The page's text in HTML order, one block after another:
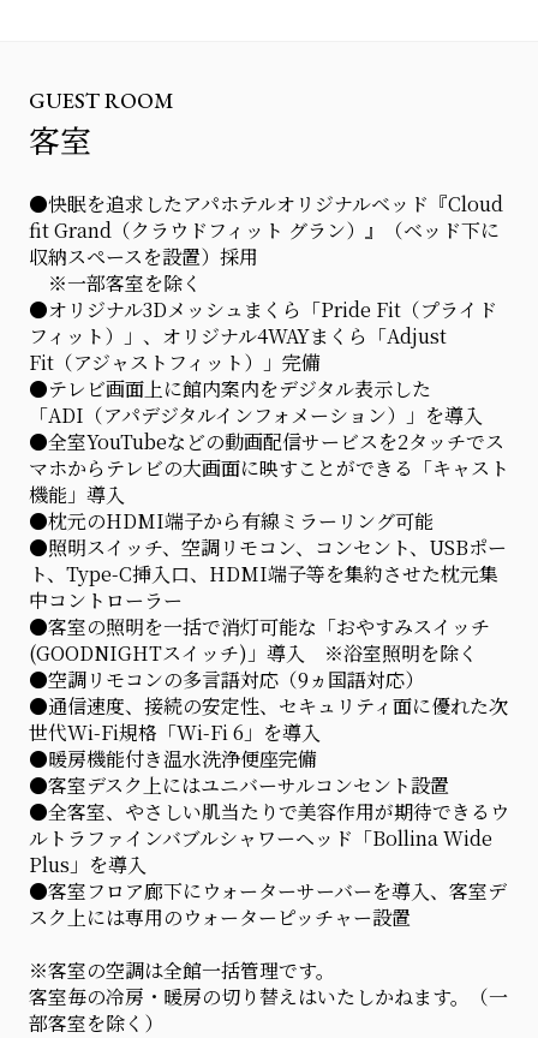
GUEST ROOM
客室
●快眠を追求したアパホテルオリジナルベッド『Cloud
fit Grand（クラウドフィット グラン）』（ベッド下に
収納スペースを設置）採用
※一部客室を除く
●オリジナル3Dメッシュまくら「Pride Fit（プライド
フィット）」、オリジナル4WAYまくら「Adjust
Fit（アジャストフィット）」完備
●テレビ画面上に館内案内をデジタル表示した
「ADI（アパデジタルインフォメーション）」を導入
●全室YouTubeなどの動画配信サービスを2タッチでス
マホからテレビの大画面に映すことができる「キャスト
機能」導入
●枕元のHDMI端子から有線ミラーリング可能
●照明スイッチ、空調リモコン、コンセント、USBポー
ト、Type-C挿入口、HDMI端子等を集約させた枕元集
中コントローラー
●客室の照明を一括で消灯可能な「おやすみスイッチ
(GOODNIGHTスイッチ)」導入 ※浴室照明を除く
●空調リモコンの多言語対応（9ヵ国語対応）
●通信速度、接続の安定性、セキュリティ面に優れた次
世代Wi-Fi規格「Wi-Fi 6」を導入
●暖房機能付き温水洗浄便座完備
●客室デスク上にはユニバーサルコンセント設置
●全客室、やさしい肌当たりで美容作用が期待できるウ
ルトラファインバブルシャワーヘッド「Bollina Wide
Plus」を導入
●客室フロア廊下にウォーターサーバーを導入、客室デ
スク上には専用のウォーターピッチャー設置
※客室の空調は全館一括管理です。
客室毎の冷房・暖房の切り替えはいたしかねます。（一
部客室を除く）